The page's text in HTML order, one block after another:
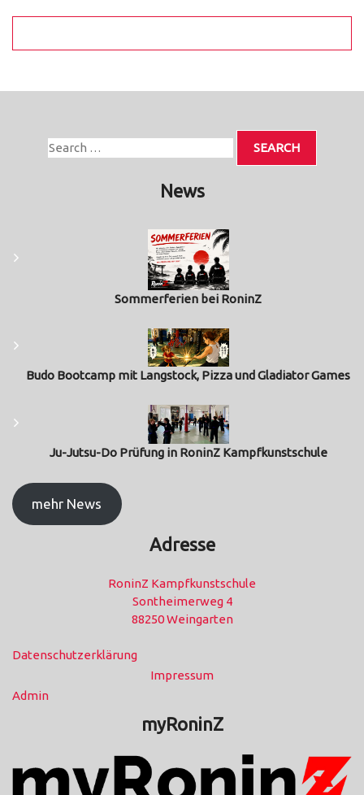
News
Sommerferien bei RoninZ
Budo Bootcamp mit Langstock, Pizza und Gladiator Games
Ju-Jutsu-Do Prüfung in RoninZ Kampfkunstschule
mehr News
Adresse
RoninZ Kampfkunstschule
Sontheimerweg 4
88250 Weingarten
Datenschutzerklärung
Impressum
Admin
myRoninZ